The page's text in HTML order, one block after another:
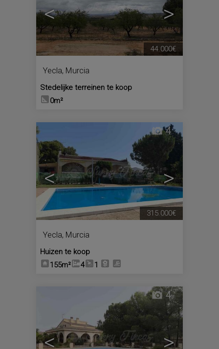
< >
Yecla, Murcia
Stedelijke terreinen te koop
0m²
44.000€
< >
4
Yecla, Murcia
Huizen te koop
155m²
4 1
315.000€
< >
4